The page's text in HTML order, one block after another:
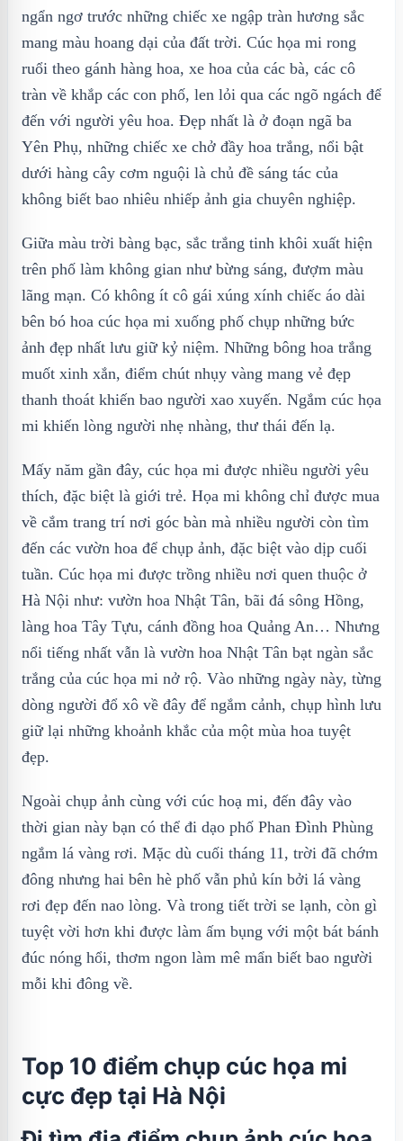
ngẩn ngơ trước những chiếc xe ngập tràn hương sắc
mang màu hoang dại của đất trời. Cúc họa mi rong
ruổi theo gánh hàng hoa, xe hoa của các bà, các cô
tràn về khắp các con phố, len lỏi qua các ngõ ngách để
đến với người yêu hoa. Đẹp nhất là ở đoạn ngã ba
Yên Phụ, những chiếc xe chở đầy hoa trắng, nổi bật
dưới hàng cây cơm nguội là chủ đề sáng tác của
không biết bao nhiêu nhiếp ảnh gia chuyên nghiệp.
Giữa màu trời bàng bạc, sắc trắng tinh khôi xuất hiện
trên phố làm không gian như bừng sáng, đượm màu
lãng mạn. Có không ít cô gái xúng xính chiếc áo dài
bên bó hoa cúc họa mi xuống phố chụp những bức
ảnh đẹp nhất lưu giữ kỷ niệm. Những bông hoa trắng
muốt xinh xắn, điểm chút nhụy vàng mang vẻ đẹp
thanh thoát khiến bao người xao xuyến. Ngắm cúc họa
mi khiến lòng người nhẹ nhàng, thư thái đến lạ.
Mấy năm gần đây, cúc họa mi được nhiều người yêu
thích, đặc biệt là giới trẻ. Họa mi không chỉ được mua
về cắm trang trí nơi góc bàn mà nhiều người còn tìm
đến các vườn hoa để chụp ảnh, đặc biệt vào dịp cuối
tuần. Cúc họa mi được trồng nhiều nơi quen thuộc ở
Hà Nội như: vườn hoa Nhật Tân, bãi đá sông Hồng,
làng hoa Tây Tựu, cánh đồng hoa Quảng An… Nhưng
nổi tiếng nhất vẫn là vườn hoa Nhật Tân bạt ngàn sắc
trắng của cúc họa mi nở rộ. Vào những ngày này, từng
dòng người đổ xô về đây để ngắm cảnh, chụp hình lưu
giữ lại những khoảnh khắc của một mùa hoa tuyệt
đẹp.
Ngoài chụp ảnh cùng với cúc hoạ mi, đến đây vào
thời gian này bạn có thể đi dạo phố Phan Đình Phùng
ngắm lá vàng rơi. Mặc dù cuối tháng 11, trời đã chớm
đông nhưng hai bên hè phố vẫn phủ kín bởi lá vàng
rơi đẹp đến nao lòng. Và trong tiết trời se lạnh, còn gì
tuyệt vời hơn khi được làm ấm bụng với một bát bánh
đúc nóng hổi, thơm ngon làm mê mẩn biết bao người
mỗi khi đông về.
Top 10 điểm chụp cúc họa mi
cực đẹp tại Hà Nội